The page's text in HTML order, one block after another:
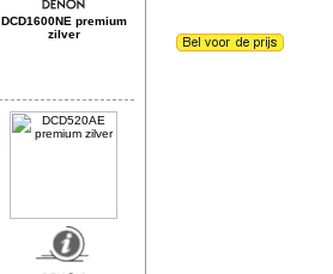
DCD1600NE premium
zilver